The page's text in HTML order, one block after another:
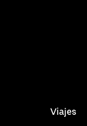
Viajes